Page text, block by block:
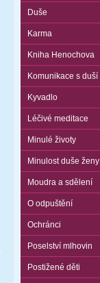
Duše
Karma
Kniha Henochova
Komunikace s duší
Kyvadlo
Léčivé meditace
Minulé životy
Minulost duše ženy
Moudra a sdělení
O odpuštění
Ochránci
Poselství mlhovin
Postižené děti